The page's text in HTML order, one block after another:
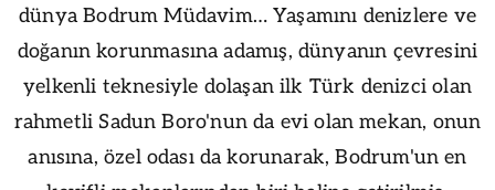
dünya Bodrum Müdavim… Yaşamını denizlere ve
doğanın korunmasına adamış, dünyanın çevresini
yelkenli teknesiyle dolaşan ilk Türk denizci olan
rahmetli Sadun Boro'nun da evi olan mekan, onun
anısına, özel odası da korunarak, Bodrum'un en